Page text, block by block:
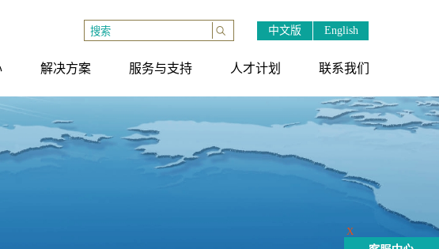
中文版 English
解决方案 服务与支持 人才计划 联系我们
X